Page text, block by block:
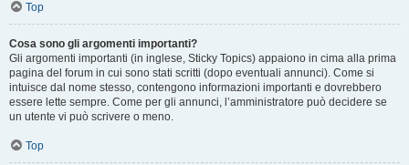
Top
Cosa sono gli argomenti importanti?
Gli argomenti importanti (in inglese, Sticky Topics) appaiono in cima alla prima
pagina del forum in cui sono stati scritti (dopo eventuali annunci). Come si
intuisce dal nome stesso, contengono informazioni importanti e dovrebbero
essere lette sempre. Come per gli annunci, l’amministratore può decidere se
un utente vi può scrivere o meno.
Top